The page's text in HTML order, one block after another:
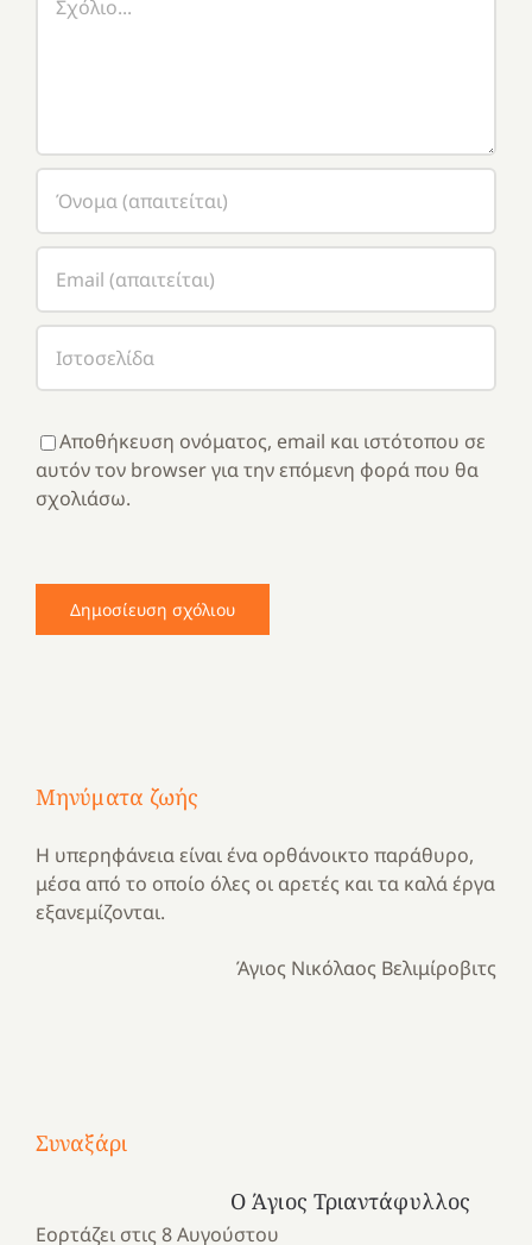
Αποθήκευση ονόματος, email και ιστότοπου σε
αυτόν τον browser για την επόμενη φορά που θα
σχολιάσω.
Μηνύματα ζωής
Η υπερηφάνεια είναι ένα ορθάνοικτο παράθυρο,
μέσα από το οποίο όλες οι αρετές και τα καλά έργα
εξανεμίζονται.
Άγιος Νικόλαος Βελιμίροβιτς
Συναξάρι
Ο Άγιος Τριαντάφυλλος
Εορτάζει στις 8 Αυγούστου
χρονιά
καρδιά
στιγμές